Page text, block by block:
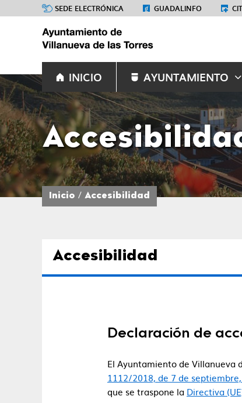
SEDE ELECTRÓNICA GUADALINFO
INICIO AYUNTAMIENTO
Inicio Accesibilidad
Accesibilidad
Declaración de
El Ayuntamiento de Villanueva
1112/2018, de 7 de
que se traspone la Directiva